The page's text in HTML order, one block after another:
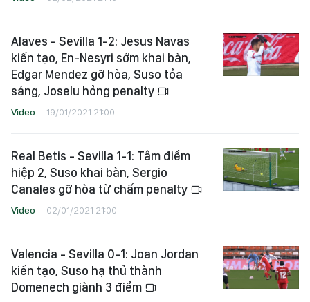
Alaves - Sevilla 1-2: Jesus Navas
kiến tạo, En-Nesyri sớm khai bàn,
Edgar Mendez gỡ hòa, Suso tỏa
sáng, Joselu hỏng penalty
Video 19/01/2021 21:00
Real Betis - Sevilla 1-1: Tâm điểm
hiệp 2, Suso khai bàn, Sergio
Canales gỡ hòa từ chấm penalty
Video 02/01/2021 21:00
Valencia - Sevilla 0-1: Joan Jordan
kiến tạo, Suso hạ thủ thành
Domenech giành 3 điểm